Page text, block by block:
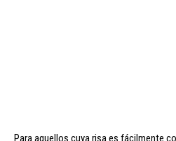
Para aquellos cuya risa es fácilmente